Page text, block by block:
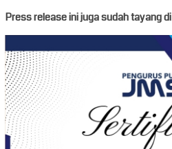
Press release ini juga sudah tayang di